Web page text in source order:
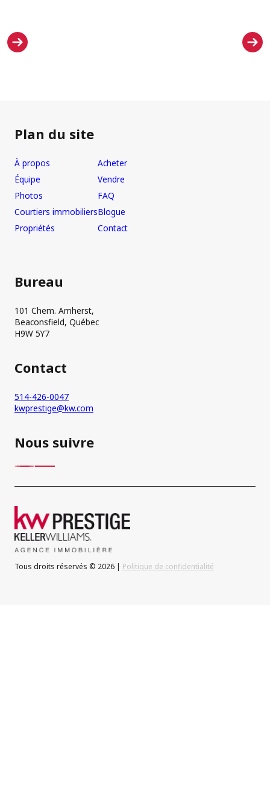
Plan du site
À propos
Équipe
Photos
Courtiers immobiliers
Propriétés
Acheter
Vendre
FAQ
Blogue
Contact
Bureau
101 Chem. Amherst,
Beaconsfield, Québec
H9W 5Y7
Contact
514-426-0047
kwprestige@kw.com
Nous suivre
Tous droits réservés © 2026 | Politique de confidentialité